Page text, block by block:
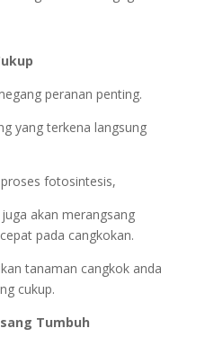
peranan penting.
yang terkena langsung
fotosintesis,
akan merangsang
pada cangkokan.
tanaman cangkok anda
cukup.
Tumbuh